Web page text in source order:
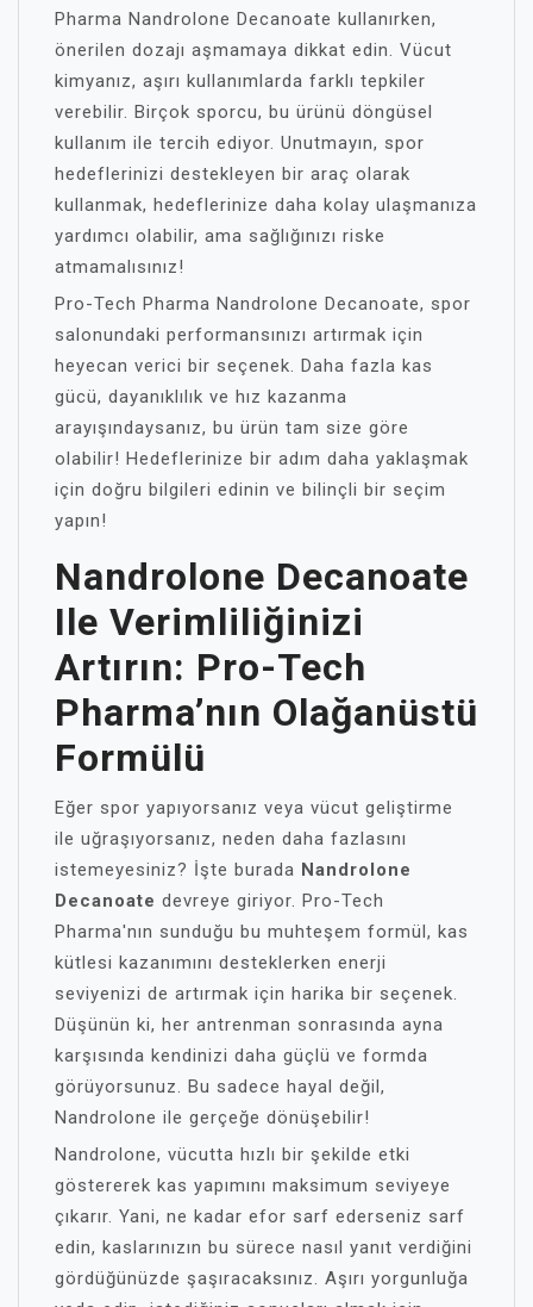
Pharma Nandrolone Decanoate kullanırken,
önerilen dozajı aşmamaya dikkat edin. Vücut
kimyanız, aşırı kullanımlarda farklı tepkiler
verebilir. Birçok sporcu, bu ürünü döngüsel
kullanım ile tercih ediyor. Unutmayın, spor
hedeflerinizi destekleyen bir araç olarak
kullanmak, hedeflerinize daha kolay ulaşmanıza
yardımcı olabilir, ama sağlığınızı riske
atmamalısınız!
Pro-Tech Pharma Nandrolone Decanoate, spor
salonundaki performansınızı artırmak için
heyecan verici bir seçenek. Daha fazla kas
gücü, dayanıklılık ve hız kazanma
arayışındaysanız, bu ürün tam size göre
olabilir! Hedeflerinize bir adım daha yaklaşmak
için doğru bilgileri edinin ve bilinçli bir seçim
yapın!
Nandrolone Decanoate
Ile Verimliliğinizi
Artırın: Pro-Tech
Pharma’nın Olağanüstü
Formülü
Eğer spor yapıyorsanız veya vücut geliştirme
ile uğraşıyorsanız, neden daha fazlasını
istemeyesiniz? İşte burada Nandrolone
Decanoate devreye giriyor. Pro-Tech
Pharma'nın sunduğu bu muhteşem formül, kas
kütlesi kazanımını desteklerken enerji
seviyenizi de artırmak için harika bir seçenek.
Düşünün ki, her antrenman sonrasında ayna
karşısında kendinizi daha güçlü ve formda
görüyorsunuz. Bu sadece hayal değil,
Nandrolone ile gerçeğe dönüşebilir!
Nandrolone, vücutta hızlı bir şekilde etki
göstererek kas yapımını maksimum seviyeye
çıkarır. Yani, ne kadar efor sarf ederseniz sarf
edin, kaslarınızın bu sürece nasıl yanıt verdiğini
gördüğünüzde şaşıracaksınız. Aşırı yorgunluğa